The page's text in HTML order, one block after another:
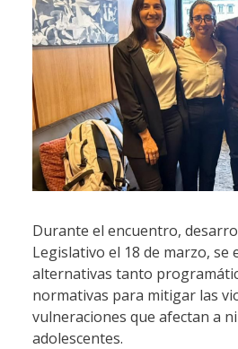
Durante el encuentro,
Legislativo el 18 de marzo,
alternativas tanto
normativas para mitigar las
vulneraciones que afectan a
adolescentes.